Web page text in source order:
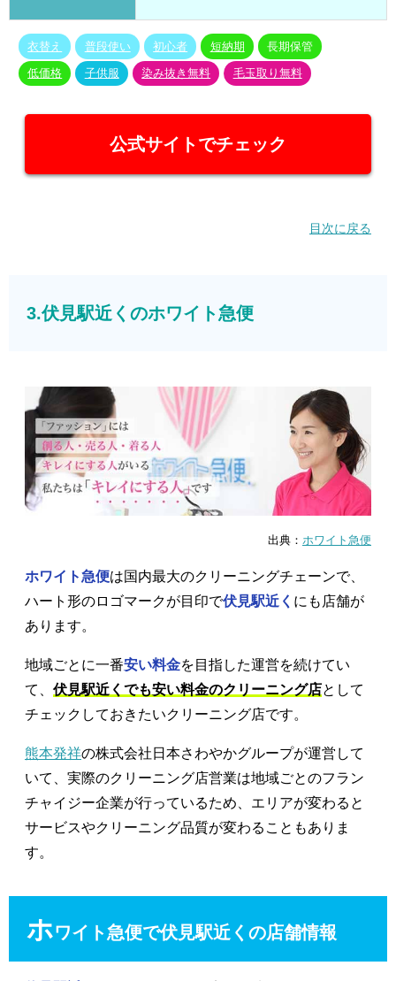
衣替え 普段使い 初心者 短納期 長期保管
低価格 子供服 染み抜き無料 毛玉取り無料
公式サイトでチェック
目次に戻る
3.伏見駅近くのホワイト急便
出典： ホワイト急便
ホワイト急便は国内最大のクリーニングチェーンで、
ハート形のロゴマークが目印で伏見駅近く にも店舗が
あります。
地域ごとに一番安い料金を目指した運営を続けてい
て、 伏見駅近くでも安い料金のクリーニング店として
チェックしておきたいクリーニング店です。
熊本発祥の株式会社日本さわやかグループが運営して
いて、実際のクリーニング店営業は地域ごとのフラン
チャイジー企業が行っているため、エリアが変わると
サービスやクリーニング品質が変わることもありま
す。
ホワイト急便で伏見駅近くの店舗情報